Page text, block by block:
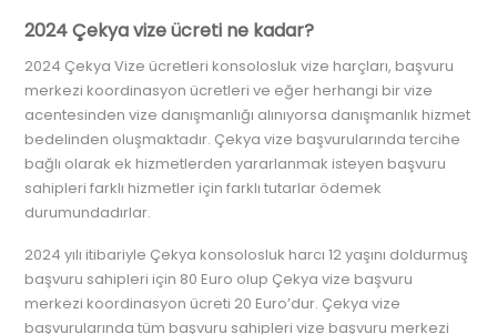
2024 Çekya vize ücreti ne kadar?
2024 Çekya Vize ücretleri konsolosluk vize harçları, başvuru
merkezi koordinasyon ücretleri ve eğer herhangi bir vize
acentesinden vize danışmanlığı alınıyorsa danışmanlık hizmet
bedelinden oluşmaktadır. Çekya vize başvurularında tercihe
bağlı olarak ek hizmetlerden yararlanmak isteyen başvuru
sahipleri farklı hizmetler için farklı tutarlar ödemek
durumundadırlar.
2024 yılı itibariyle Çekya konsolosluk harcı 12 yaşını doldurmuş
başvuru sahipleri için 80 Euro olup Çekya vize başvuru
merkezi koordinasyon ücreti 20 Euro’dur. Çekya vize
başvurularında tüm başvuru sahipleri vize başvuru merkezi